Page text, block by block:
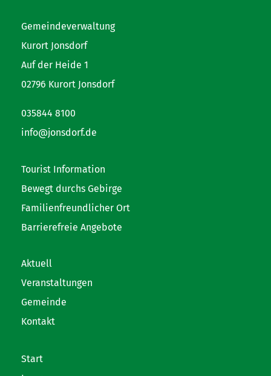
Gemeindeverwaltung
Kurort Jonsdorf
Auf der Heide 1
02796 Kurort Jonsdorf
035844 8100
info@jonsdorf.de
Tourist Information
Bewegt durchs Gebirge
Familienfreundlicher Ort
Barrierefreie Angebote
Aktuell
Veranstaltungen
Gemeinde
Kontakt
Start